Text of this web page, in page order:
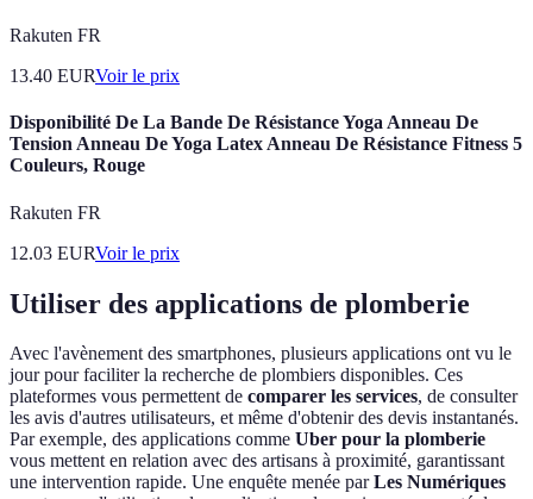
Rakuten FR
13.40 EURVoir le prix
Disponibilité De La Bande De Résistance Yoga Anneau De
Tension Anneau De Yoga Latex Anneau De Résistance Fitness 5
Couleurs, Rouge
Rakuten FR
12.03 EURVoir le prix
Utiliser des applications de plomberie
Avec l'avènement des smartphones, plusieurs applications ont vu le
jour pour faciliter la recherche de plombiers disponibles. Ces
plateformes vous permettent de comparer les services, de consulter
les avis d'autres utilisateurs, et même d'obtenir des devis instantanés.
Par exemple, des applications comme Uber pour la plomberie
vous mettent en relation avec des artisans à proximité, garantissant
une intervention rapide. Une enquête menée parLes Numériques